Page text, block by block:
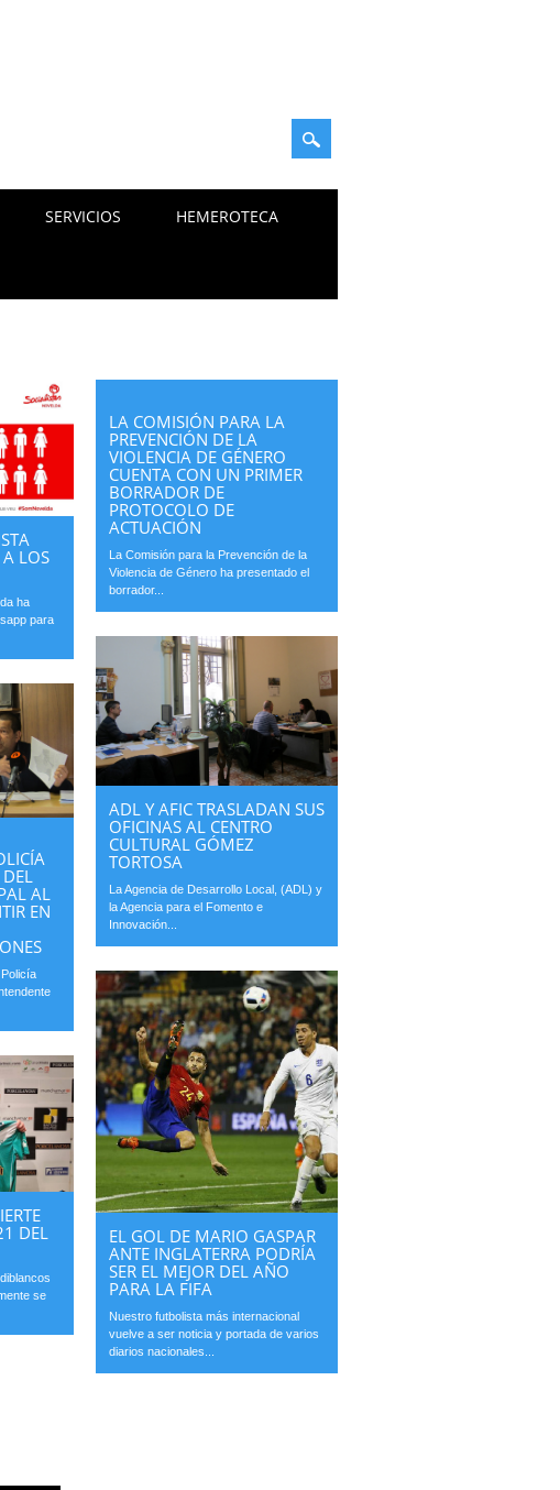
SERVICIOS HEMEROTECA
LOS
ha
para
LA COMISIÓN PARA LA
PREVENCIÓN DE LA
VIOLENCIA DE GÉNERO
CUENTA CON UN PRIMER
BORRADOR DE
PROTOCOLO DE
ACTUACIÓN
La Comisión para la Prevención de la
Violencia de Género ha presentado el
borrador...
ADL Y AFIC TRASLADAN SUS
OFICINAS AL CENTRO
CULTURAL GÓMEZ
TORTOSA
La Agencia de Desarrollo Local, (ADL) y
la Agencia para el Fomento e
Innovación...
AL
EN
EL GOL DE MARIO GASPAR
ANTE INGLATERRA PODRÍA
SER EL MEJOR DEL AÑO
PARA LA FIFA
Nuestro futbolista más internacional
vuelve a ser noticia y portada de varios
diarios nacionales...
DEL
se